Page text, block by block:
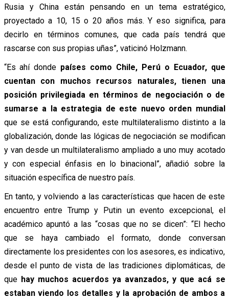
Rusia y China están pensando en un tema estratégico,
proyectado a 10, 15 o 20 años más. Y eso significa, para
decirlo en términos comunes, que cada país tendrá que
rascarse con sus propias uñas”, vaticinó Holzmann.
“Es ahí donde países como Chile, Perú o Ecuador, que
cuentan con muchos recursos naturales, tienen una
posición privilegiada en términos de negociación o de
sumarse a la estrategia de este nuevo orden mundial
que se está configurando, este multilateralismo distinto a la
globalización, donde las lógicas de negociación se modifican
y van desde un multilateralismo ampliado a uno muy acotado
y con especial énfasis en lo binacional”, añadió sobre la
situación específica de nuestro país.
En tanto, y volviendo a las características que hacen de este
encuentro entre Trump y Putin un evento excepcional, el
académico apuntó a las “cosas que no se dicen”: “El hecho
que se haya cambiado el formato, donde conversan
directamente los presidentes con los asesores, es indicativo,
desde el punto de vista de las tradiciones diplomáticas, de
que hay muchos acuerdos ya avanzados, y que acá se
estaban viendo los detalles y la aprobación de ambos a